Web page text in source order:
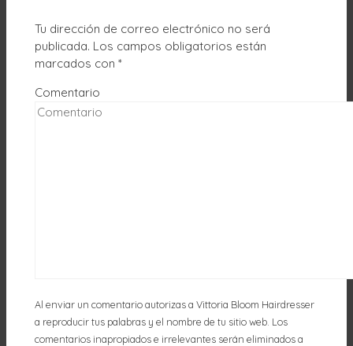
Tu dirección de correo electrónico no será
publicada. Los campos obligatorios están
marcados con *
Comentario
Al enviar un comentario autorizas a Vittoria Bloom Hairdresser
a reproducir tus palabras y el nombre de tu sitio web. Los
comentarios inapropiados e irrelevantes serán eliminados a